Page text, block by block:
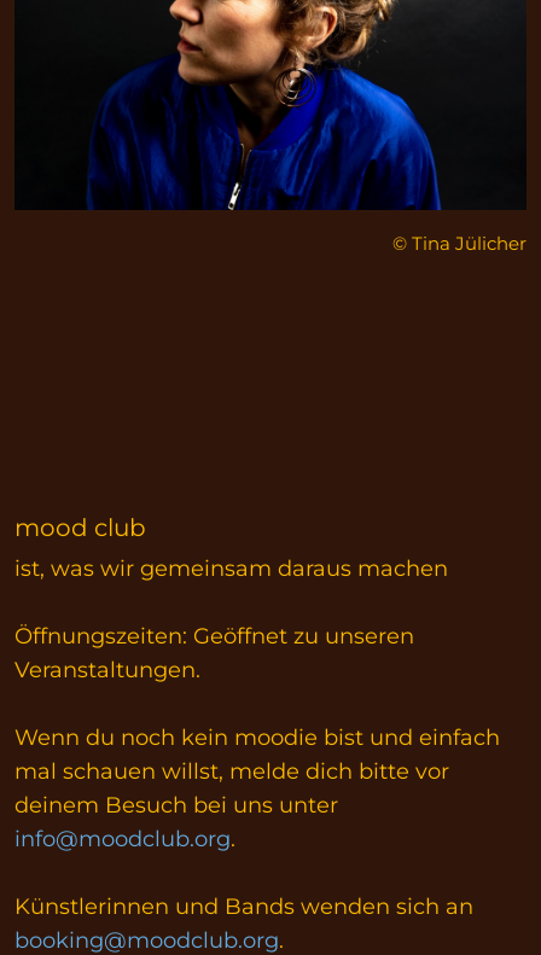
© Tina Jülicher
mood club
ist, was wir gemeinsam daraus machen
Öffnungszeiten: Geöffnet zu unseren
Veranstaltungen.
Wenn du noch kein moodie bist und einfach
mal schauen willst, melde dich bitte vor
deinem Besuch bei uns unter
info@moodclub.org.
Künstlerinnen und Bands wenden sich an
booking@moodclub.org.